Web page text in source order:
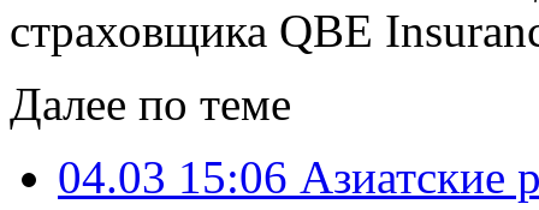
страховщика QBE
Далее по теме
04.03 15:06 Азиатские